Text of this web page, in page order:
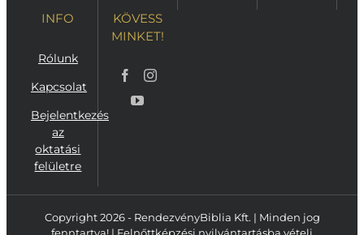
INFO
Rólunk
Kapcsolat
Bejelentkezés
az
oktatási
felületre
KÖVESS
MINKET!
Copyright 2026 - RendezvényBiblia Kft. | Minden jog